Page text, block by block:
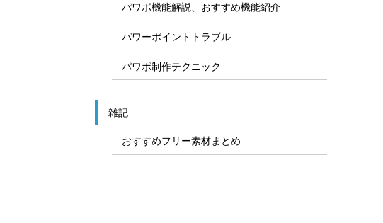
パワポ機能解説、おすすめ機能紹介
パワーポイントトラブル
パワポ制作テクニック
雑記
おすすめフリー素材まとめ